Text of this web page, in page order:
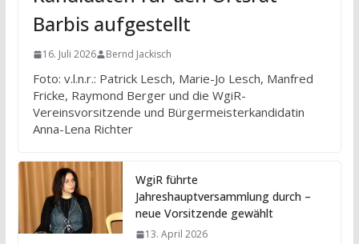
Barbis aufgestellt
16. Juli 2026 Bernd Jackisch
Foto: v.l.n.r.: Patrick Lesch, Marie-Jo Lesch, Manfred
Fricke, Raymond Berger und die WgiR-
Vereinsvorsitzende und Bürgermeisterkandidatin
Anna-Lena Richter
WgiR führte
Jahreshauptversammlung durch –
neue Vorsitzende gewählt
13. April 2026